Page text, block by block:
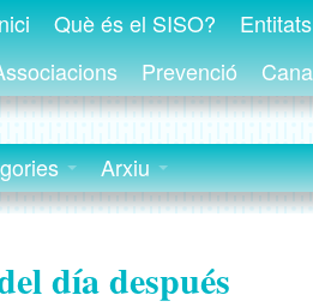
Què és el SISO?
Prevenció
Arxiu
día después